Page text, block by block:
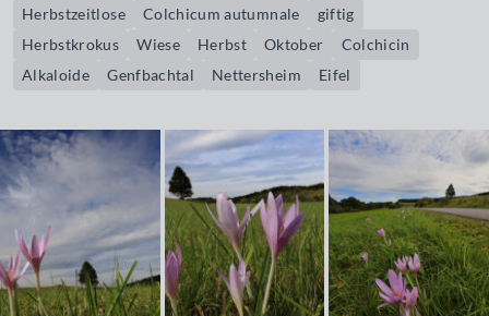
Herbstzeitlose Colchicum autumnale
giftig
Herbstkrokus
Wiese Herbst Oktober
Colchicin
Alkaloide
Genfbachtal Nettersheim Eifel